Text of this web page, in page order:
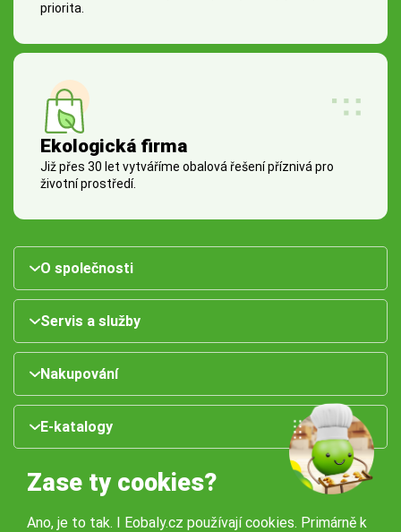
priorita.
Ekologická firma
Již přes 30 let vytváříme obalová řešení příznivá pro
životní prostředí.
O společnosti
Servis a služby
Nakupování
E-katalogy
Zase ty cookies?
Ano, je to tak. I Eobaly.cz používají cookies. Primárně k